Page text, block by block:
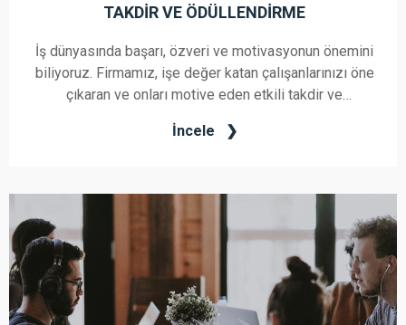
TAKDIR VE ÖDÜLLENDIRME
İş dünyasında başarı, özveri ve motivasyonun önemini
biliyoruz. Firmamız, işe değer katan çalışanlarınızı öne
çıkaran ve onları motive eden etkili takdir ve
danışmanlık hizmeti sunmaktadır.
İncele